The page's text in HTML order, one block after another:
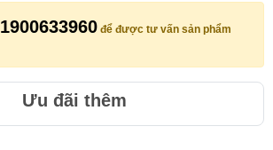
1900633960 để được tư vấn sản phẩm
Ưu đãi thêm